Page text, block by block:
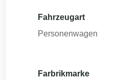
Fahrzeugart
Personenwagen
Farbrikmarke